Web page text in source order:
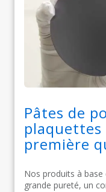
Pâtes de
plaquettes
première
Nos produits à
grande pureté, un